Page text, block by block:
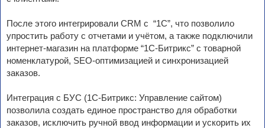
После этого интегрировали CRM c “1С”, что позволило
упростить работу с отчетами и учётом, а также подключили
интернет-магазин на платформе “1С-Битрикс” с товарной
номенклатурой, SEO-оптимизацией и синхронизацией
заказов.
Интеграция с БУС (1С-Битрикс: Управление сайтом)
позволила создать единое пространство для обработки
заказов, исключить ручной ввод информации и ускорить их